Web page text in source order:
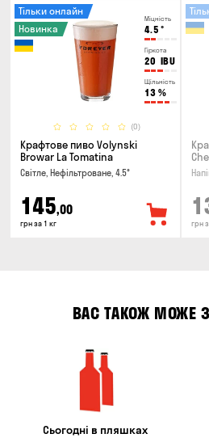
Міцність
4.5 °
Гіркота
20 IBU
Щільність
13 %
(0)
Тільки онлайн
Новинка
Крафтове пиво Volynski
Browar La Tomatina
Світле, Нефільтроване, 4.5°
145,00
грн за 1 кг грн
ВАС ТАКОЖ МОЖЕ
Сьогодні в пляшках